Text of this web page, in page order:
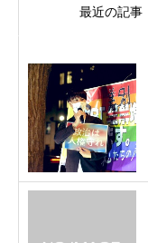
最近の記事